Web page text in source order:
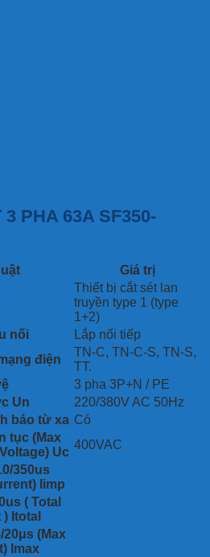
PHA 63A SF350-
Giá trị
Thiết bị cắt sét lan
truyền type 1 (type
1+2)
nối
Lắp nối tiếp
điện
TN-C, TN-C-S, TN-S,
TT.
3 pha 3P+N / PE
Un
220/380V AC 50Hz
báo từ xa Có
tục (Max
Uc
400VAC
350us
Iimp
( Total
Itotal
(Max
Imax